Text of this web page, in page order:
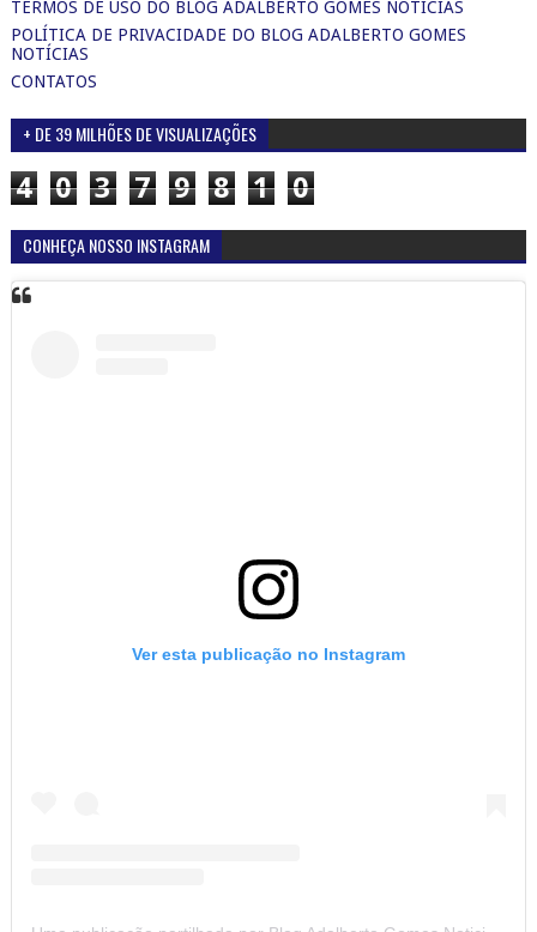
TERMOS DE USO DO BLOG ADALBERTO GOMES NOTICIAS
POLÍTICA DE PRIVACIDADE DO BLOG ADALBERTO GOMES
NOTÍCIAS
CONTATOS
+ DE 39 MILHÕES DE VISUALIZAÇÕES
4 0 3 7 9 8 1 0
CONHEÇA NOSSO INSTAGRAM
Ver esta publicação no Instagram